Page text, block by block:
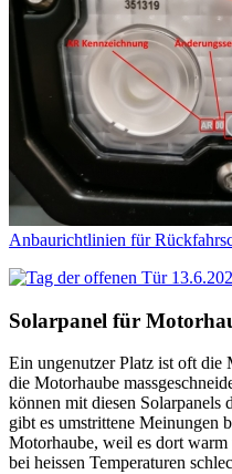
Anbaurichtlinien für
Solarpanel für
Ein ungenutzer Platz ist oft die
die Motorhaube
können mit diesen Solarpanels
gibt es umstrittene Meinungen
Motorhaube, weil es dort
bei heissen Temperaturen